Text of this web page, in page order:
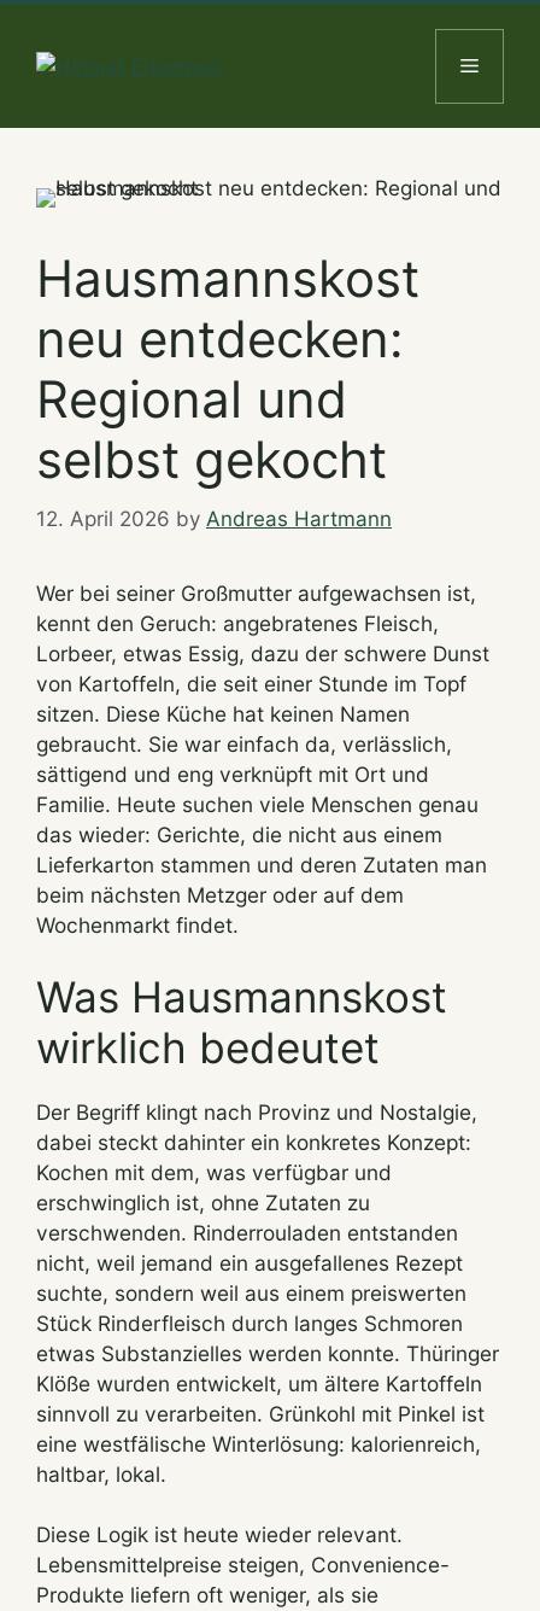
content
Menu
Hausmannskost
neu entdecken:
Regional und
selbst gekocht
12. April 2026 by Andreas Hartmann
Wer bei seiner Großmutter aufgewachsen ist,
kennt den Geruch: angebratenes Fleisch,
Lorbeer, etwas Essig, dazu der schwere Dunst
von Kartoffeln, die seit einer Stunde im Topf
sitzen. Diese Küche hat keinen Namen
gebraucht. Sie war einfach da, verlässlich,
sättigend und eng verknüpft mit Ort und
Familie. Heute suchen viele Menschen genau
das wieder: Gerichte, die nicht aus einem
Lieferkarton stammen und deren Zutaten man
beim nächsten Metzger oder auf dem
Wochenmarkt findet.
Was Hausmannskost
wirklich bedeutet
Der Begriff klingt nach Provinz und Nostalgie,
dabei steckt dahinter ein konkretes Konzept:
Kochen mit dem, was verfügbar und
erschwinglich ist, ohne Zutaten zu
verschwenden. Rinderrouladen entstanden
nicht, weil jemand ein ausgefallenes Rezept
suchte, sondern weil aus einem preiswerten
Stück Rinderfleisch durch langes Schmoren
etwas Substanzielles werden konnte. Thüringer
Klöße wurden entwickelt, um ältere Kartoffeln
sinnvoll zu verarbeiten. Grünkohl mit Pinkel ist
eine westfälische Winterlösung: kalorienreich,
haltbar, lokal.
Diese Logik ist heute wieder relevant.
Lebensmittelpreise steigen, Convenience-
Produkte liefern oft weniger, als sie